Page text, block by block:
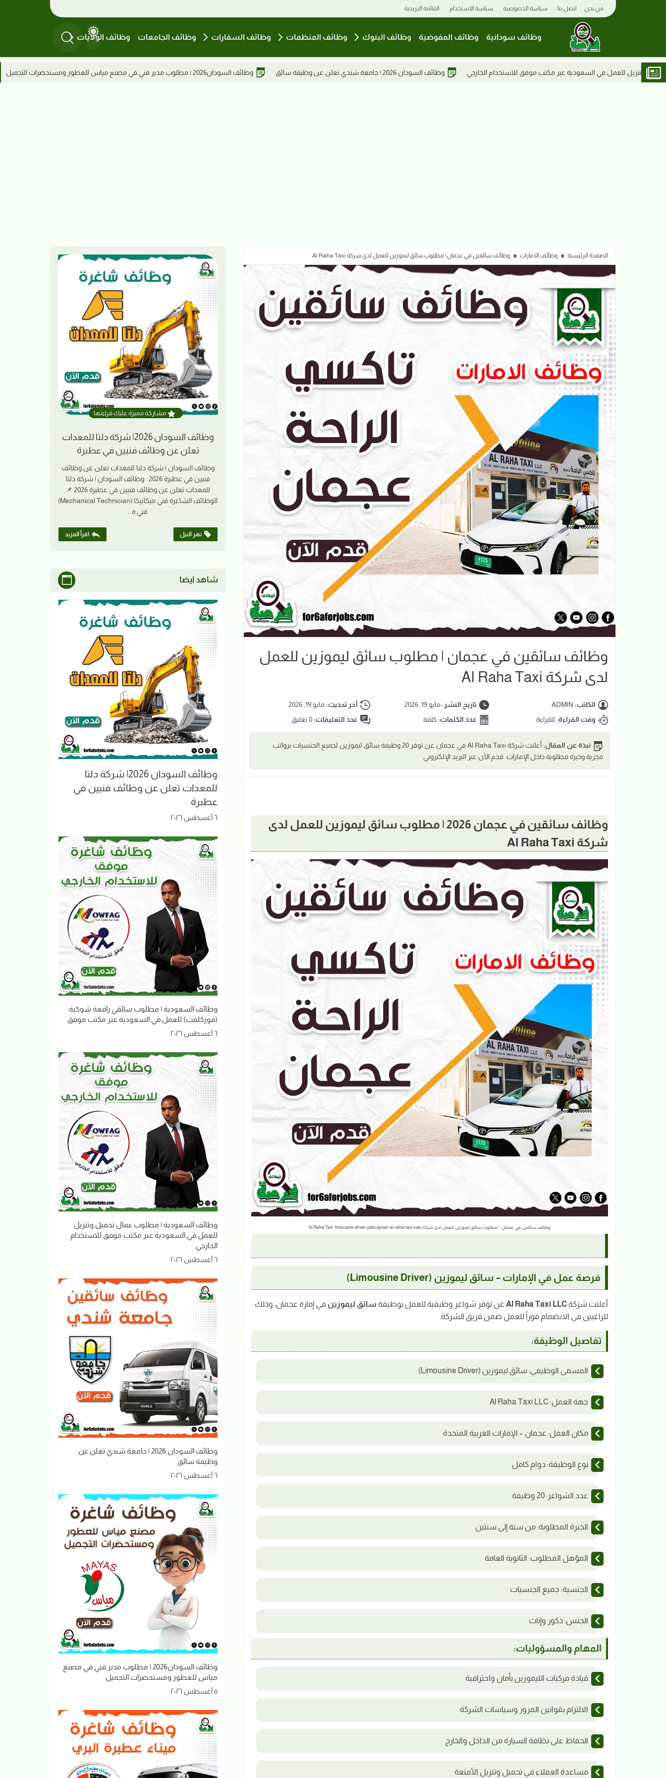
من نحن اتصل بنا سياسة الخصوصية سياسة الاستخدام القائمة البريدية
وظائف سودانية وظائف المفوضية وظائف البنوك وظائف المنظمات وظائف السفارات وظائف الجامعات وظائف الولايات
موفق للاستخدام الخارجي وظائف السودان 2026 | جامعة شندي تعلن عن وظيفة سائق وظائف السودان2026 | مطلوب مدير فني في مصنع مياس للعطور ومستحضرات التجميل وظائف السودان 2026 | ميناء عطبرة البري يعلن عن تعيين مشرفين بقسم التشغيل
الصفحة الرئيسية وظائف الامارات وظائف سائقين في عجمان | مطلوب سائق ليموزين للعمل لدى شركة Al Raha Taxi
وظائف سائقين في عجمان | مطلوب سائق ليموزين للعمل
لدى شركة Al Raha Taxi
الكاتب: ADMIN تاريخ النشر: مايو 19, 2026 آخر تحديث:مايو 19, 2026
وقت القراءة: للقراءة عدد الكلمات: كلمة عدد التعليقات:0 تعليق
نبذة عن المقال:
أعلنت شركة Al Raha Taxi في عجمان عن توفر 20 وظيفة سائق ليموزين لجميع الجنسيات برواتب
مجزية وخبرة مطلوبة داخل الإمارات. قدم الآن عبر البريد الإلكتروني.
وظائف سائقين في عجمان 2026 | مطلوب سائق ليموزين للعمل لدى
شركة Al Raha Taxi
وظائف سائقين في عجمان | مطلوب سائق ليموزين للعمل لدى شركة Al Raha Taxi limousine-driver-jobs-ajman-al-raha-taxi-uae
فرصة عمل في الإمارات – سائق ليموزين (Limousine Driver)
أعلنت شركة Al Raha Taxi LLC عن توفر شواغر وظيفية للعمل بوظيفة سائق ليموزين في إمارة عجمان، وذلك
للراغبين في الانضمام فوراً للعمل ضمن فريق الشركة.
تفاصيل الوظيفة:
المسمى الوظيفي: سائق ليموزين (Limousine Driver)
جهة العمل: Al Raha Taxi LLC
مكان العمل: عجمان – الإمارات العربية المتحدة
نوع الوظيفة: دوام كامل
عدد الشواغر: 20 وظيفة
الخبرة المطلوبة: من سنة إلى سنتين
المؤهل المطلوب: الثانوية العامة
الجنسية: جميع الجنسيات
الجنس: ذكور وإناث
المهام والمسؤوليات:
قيادة مركبات الليموزين بأمان واحترافية
الالتزام بقوانين المرور وسياسات الشركة
الحفاظ على نظافة السيارة من الداخل والخارج
مساعدة العملاء في تحميل وتنزيل الأمتعة
مشاركة مميزة عليك قراءتها
وظائف السودان 2026| شركة دلتا للمعدات
تعلن عن وظائف فنيين في عطبرة
وظائف السودان | شركة دلتا للمعدات تعلن عن وظائف
فنيين في عطبرة 2026 وظائف السودان | شركة دلتا
للمعدات تعلن عن وظائف فنيين في عطبرة 2026 📌
الوظائف الشاغرة فني ميكانيكا (Mechanical Technician)
فني ه…
نهر النيل اقرأ المزيد
شاهد ايضا
وظائف السودان 2026| شركة دلتا
للمعدات تعلن عن وظائف فنيين في
عطبرة
٦ أغسطس ٢٠٢٦
وظائف السعودية | مطلوب سائقي رافعة شوكية
(فوركلفت) للعمل في السعودية عبر مكتب موفق
٦ أغسطس ٢٠٢٦
وظائف السعودية | مطلوب عمال تحميل وتنزيل
للعمل في السعودية عبر مكتب موفق للاستخدام
الخارجي
٦ أغسطس ٢٠٢٦
وظائف السودان 2026 | جامعة شندي تعلن عن
وظيفة سائق
٦ أغسطس ٢٠٢٦
وظائف السودان2026 | مطلوب مدير فني في مصنع
مياس للعطور ومستحضرات التجميل
٥ أغسطس ٢٠٢٦